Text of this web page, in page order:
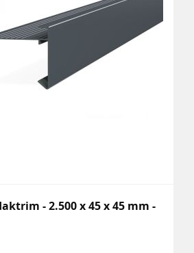
- 2.500 x 45 x 45 mm -